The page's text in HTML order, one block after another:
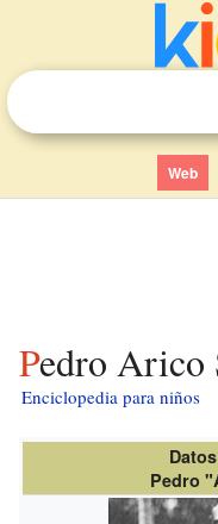
Web
Pedro
Enciclopedia para niños
Pedro